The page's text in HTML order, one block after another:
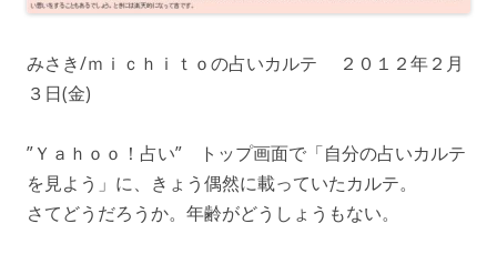
みさき/​ｍｉｃｈｉｔｏの占いカルテ ２０１２年２月
３日(金)
”Ｙａｈｏｏ！占い” トップ画面で「自分の占いカルテ
を見よう」に、きょう偶然に載っていたカルテ。
さてどうだろうか。年齢がどうしょうもない。